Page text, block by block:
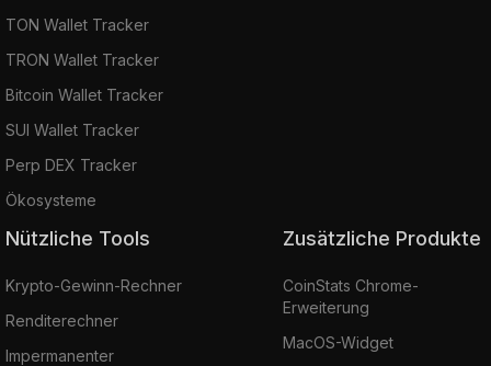
TON Wallet Tracker
TRON Wallet Tracker
Bitcoin Wallet Tracker
SUI Wallet Tracker
Perp DEX Tracker
Ökosysteme
Nützliche Tools
Krypto-Gewinn-Rechner
Renditerechner
Impermanenter
Zusätzliche Produkte
CoinStats Chrome-
Erweiterung
MacOS-Widget